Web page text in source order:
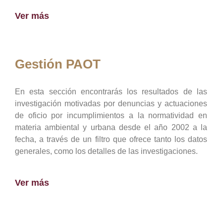
Ver más
Gestión PAOT
En esta sección encontrarás los resultados de las
investigación motivadas por denuncias y actuaciones
de oficio por incumplimientos a la normatividad en
materia ambiental y urbana desde el año 2002 a la
fecha, a través de un filtro que ofrece tanto los datos
generales, como los detalles de las investigaciones.
Ver más